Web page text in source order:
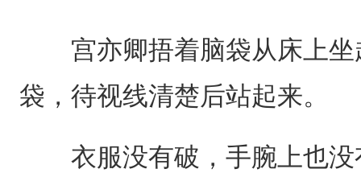
宫亦卿捂着脑袋从床上坐
袋，待视线清楚后站起来。
衣服没有破，手腕上也没